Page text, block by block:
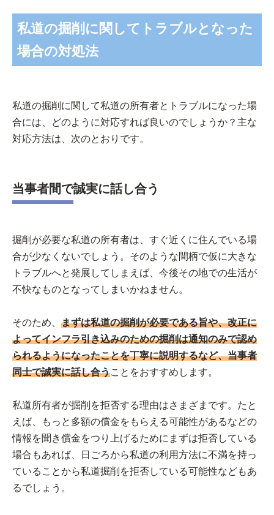
私道の掘削に関してトラブルとなった
場合の対処法
私道の掘削に関して私道の所有者とトラブルになった場
合には、どのように対応すれば良いのでしょうか？主な
対応方法は、次のとおりです。
当事者間で誠実に話し合う
掘削が必要な私道の所有者は、すぐ近くに住んでいる場
合が少なくないでしょう。そのような間柄で仮に大きな
トラブルへと発展してしまえば、今後その地での生活が
不快なものとなってしまいかねません。
そのため、 まずは私道の掘削が必要である旨や、改正に
よってインフラ引き込みのための掘削は通知のみで認め
られるようになったことを丁寧に説明するなど、当事者
同士で誠実に話し合うことをおすすめします。
私道所有者が掘削を拒否する理由はさまざまです。たと
えば、もっと多額の償金をもらえる可能性があるなどの
情報を聞き償金をつり上げるためにまずは拒否している
場合もあれば、日ごろから私道の利用方法に不満を持っ
ていることから私道掘削を拒否している可能性などもあ
るでしょう。